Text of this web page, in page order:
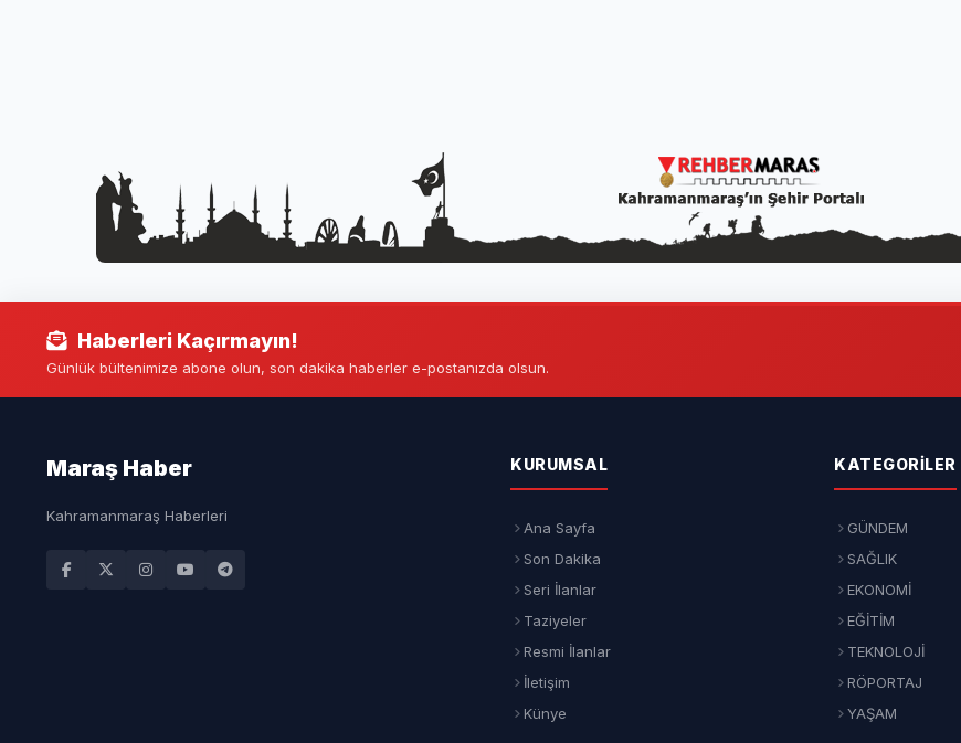
Haberleri Kaçırmayın!
Günlük bültenimize abone olun, son dakika haberler e-postanızda olsun.
Maraş Haber
Kahramanmaraş Haberleri
KURUMSAL
Ana Sayfa
Son Dakika
Seri İlanlar
Taziyeler
Resmi İlanlar
İletişim
Künye
KATEGORILER
GÜNDEM
SAĞLIK
EKONOMİ
EĞİTİM
TEKNOLOJİ
RÖPORTAJ
YAŞAM